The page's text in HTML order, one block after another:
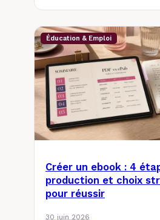
Éducation & Emploi
Créer un ebook : 4
production et choix
pour réussir
30 juin 2026